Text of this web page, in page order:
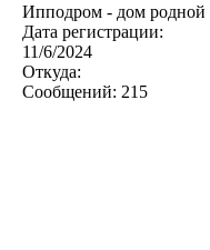
Ипподром - дом родной
Дата регистрации:
11/6/2024
Откуда:
Сообщений: 215